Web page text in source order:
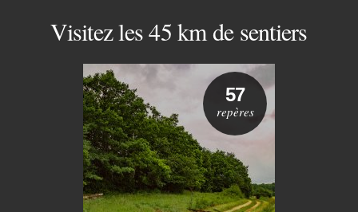
Visitez les 45 km de sentiers
57
repères